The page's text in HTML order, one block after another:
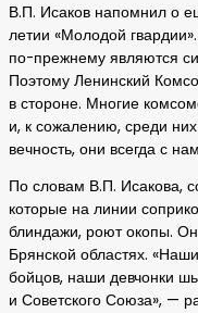
В.П. Исаков напомнил о
летии «Молодой
по-прежнему являются
Поэтому Ленинский
в стороне. Многие
и, к сожалению, среди
вечность, они всегда с
По словам В.П. Исакова,
которые на линии
блиндажи, роют окопы.
Брянской областях.
бойцов, наши девчонки
и Советского Союза», —